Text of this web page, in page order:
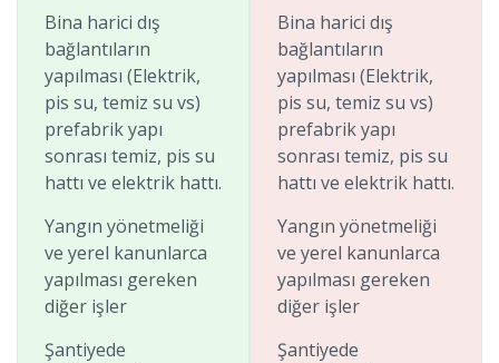
Bina harici dış
bağlantıların
yapılması (Elektrik,
pis su, temiz su vs)
prefabrik yapı
sonrası temiz, pis su
hattı ve elektrik hattı.
Yangın yönetmeliği
ve yerel kanunlarca
yapılması gereken
diğer işler
Şantiyede
Bina harici dış
bağlantıların
yapılması (Elektrik,
pis su, temiz su vs)
prefabrik yapı
sonrası temiz, pis su
hattı ve elektrik hattı.
Yangın yönetmeliği
ve yerel kanunlarca
yapılması gereken
diğer işler
Şantiyede